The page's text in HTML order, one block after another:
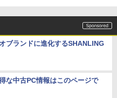
ブランドに進化するSHANLING
な中古PC情報はこのページで